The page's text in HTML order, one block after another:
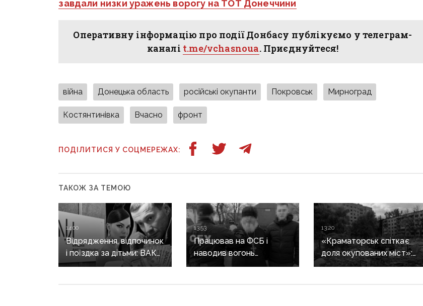
завдали низки уражень ворогу на ТОТ Донеччини
Оперативну інформацію про події Донбасу публікуємо у телеграм-
каналі t.me/vchasnoua. Приєднуйтеся!
війна Донецька область російські окупанти Покровськ Мирноград
Костянтинівка Вчасно фронт
ПОДІЛИТИСЯ У СОЦМЕРЕЖАХ:
ТАКОЖ ЗА ТЕМОЮ
14:00
Відрядження, відпочинок
і поїздка за дітьми: ВАКС
знову відмовив
13:53
Працював на ФСБ і
наводив вогонь
на позиції ЗСУ:
13:20
«Краматорськ спіткає
доля окупованих міст»:
військовий оглядач про